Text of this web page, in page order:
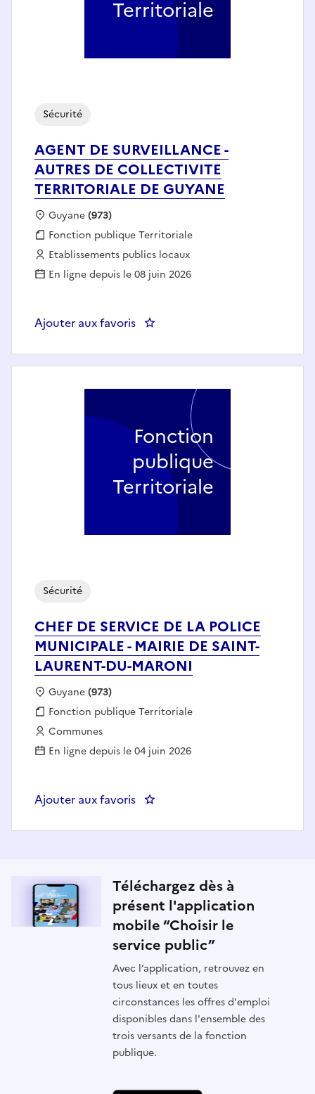
AGENT DE SURVEILLANCE -
AUTRES DE COLLECTIVITE
TERRITORIALE DE GUYANE
Sécurité
Localisation :
Guyane(973)
Fonction publique :
Fonction publique Territoriale
Employeur :
Etablissements publics locaux
En ligne depuis le 08 juin 2026
Ajouter aux favoris : AGENT DE SURVEILLANCE -
Territoriale
CHEF DE SERVICE DE LA POLICE
MUNICIPALE - MAIRIE DE SAINT-
LAURENT-DU-MARONI
Sécurité
Localisation :
Guyane(973)
Fonction publique :
Fonction publique Territoriale
Employeur :
Communes
En ligne depuis le 04 juin 2026
Ajouter aux favoris : CHEF DE SERVICE DE LA
Fonction
publique
Territoriale
Téléchargez dès à
présent l'application
mobile “Choisir le
service public”
Avec l’application, retrouvez en
tous lieux et en toutes
circonstances les offres d'emploi
disponibles dans l'ensemble des
trois versants de la fonction
publique.